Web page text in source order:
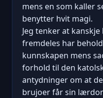
mens en som kaller
benytter hvit magi.
Jeg tenker at
fremdeles har
kunnskapen mens
forhold til den
antydninger om at
brujoer får sin